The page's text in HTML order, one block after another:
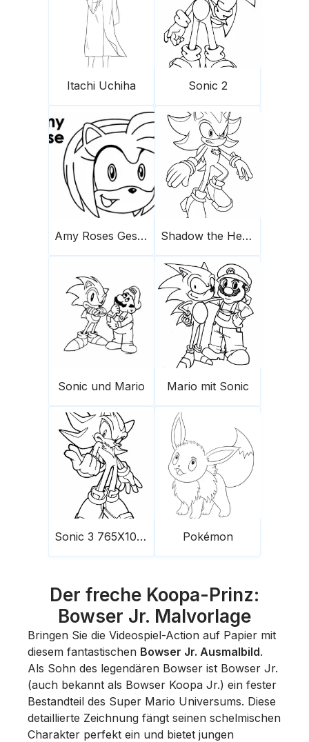
Itachi Uchiha Sonic 2
Amy Roses Gesicht Shadow the Hedgehog 1
Sonic und Mario Mario mit Sonic
Sonic 3 765X1024 Pokémon
Der freche Koopa-Prinz:
Bowser Jr. Malvorlage
Bringen Sie die Videospiel-Action auf Papier mit
diesem fantastischen Bowser Jr. Ausmalbild.
Als Sohn des legendären Bowser ist Bowser Jr.
(auch bekannt als Bowser Koopa Jr.) ein fester
Bestandteil des Super Mario Universums. Diese
detaillierte Zeichnung fängt seinen schelmischen
Charakter perfekt ein und bietet jungen